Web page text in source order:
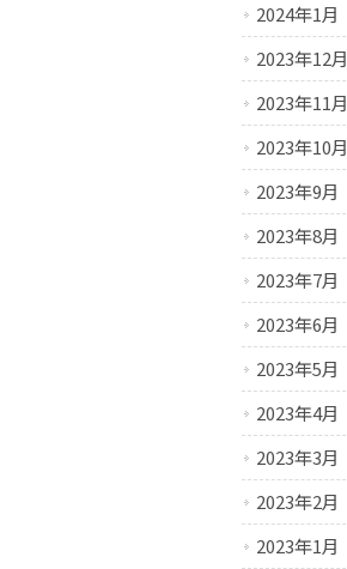
2024年1月
2023年12月
2023年11月
2023年10月
2023年9月
2023年8月
2023年7月
2023年6月
2023年5月
2023年4月
2023年3月
2023年2月
2023年1月